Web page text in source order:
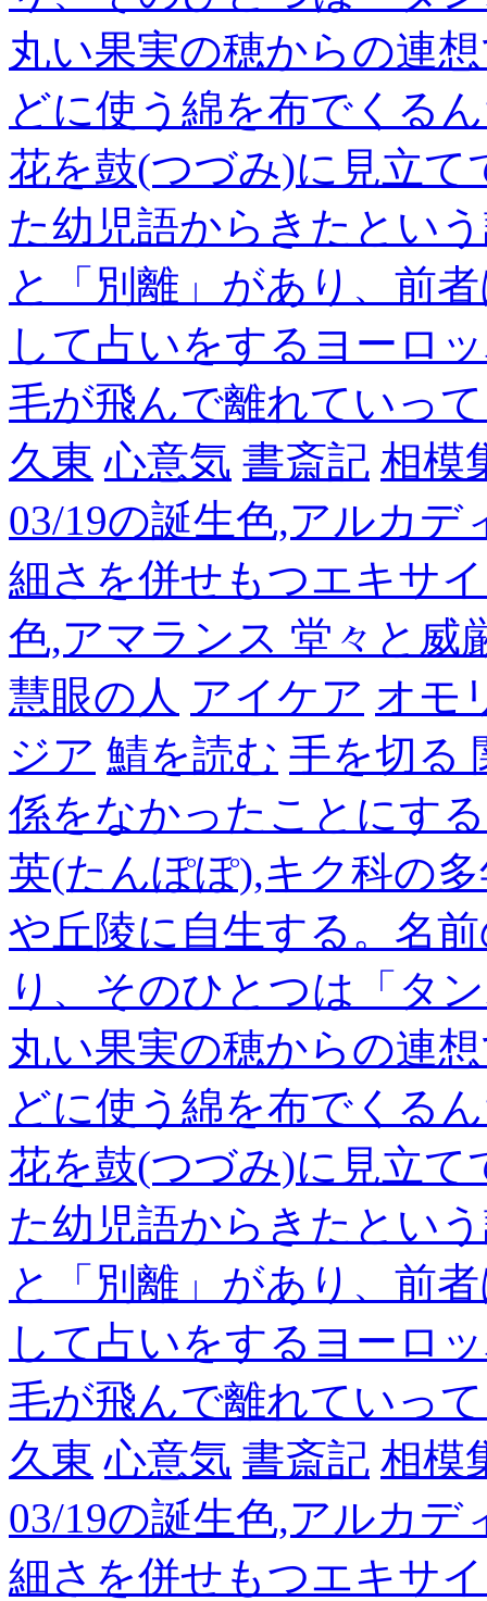
丸い果実の穂からの連
どに使う綿を布でくる
花を鼓(つづみ)に見立
た幼児語からきたとい
と「別離」があり、前
して占いをするヨーロ
毛が飛んで離れていっ
久東 心意気 書斎記 相模
03/19の誕生色,アルカ
細さを併せもつエキサ
色,アマランス 堂々と威
慧眼の人 アイケア オモ
ジア 鯖を読む 手を切る
係をなかったことにす
英(たんぽぽ),キク科の
や丘陵に自生する。名
り、そのひとつは「タ
丸い果実の穂からの連
どに使う綿を布でくる
花を鼓(つづみ)に見立
た幼児語からきたとい
と「別離」があり、前
して占いをするヨーロ
毛が飛んで離れていっ
久東 心意気 書斎記 相模
03/19の誕生色,アルカ
細さを併せもつエキサ